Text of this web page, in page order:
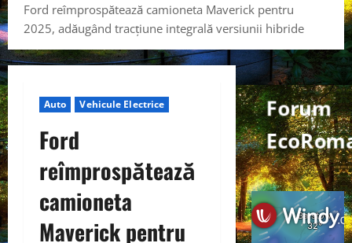
Ford reîmprospătează camioneta Maverick pentru
2025, adăugând tracțiune integrală versiunii hibride
Auto Vehicule Electrice
Ford
reîmprospătează
camioneta
Maverick pentru
Forum